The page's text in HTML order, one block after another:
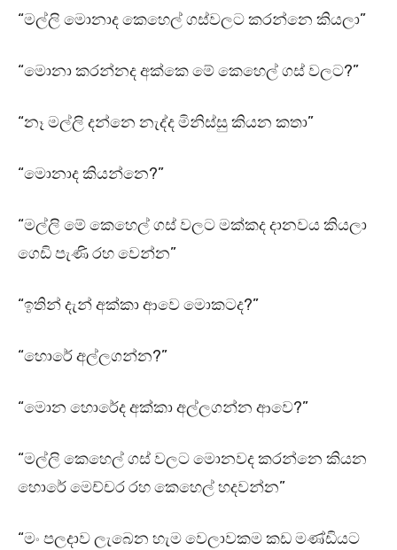
“මල්ලි මොනාද කෙහෙල් ගස්වලට කරන්නෙ කියලා”
“මොනා කරන්නද අක්කෙ මේ කෙහෙල් ගස් වලට?”
“නෑ මල්ලි දන්නෙ නැද්ද මිනිස්සු කියන කතා”
“මොනාද කියන්නෙ?”
“මල්ලි මේ කෙහෙල් ගස් වලට මක්කද දානවය කියලා
ගෙඩි පැණි රහ වෙන්න”
“ඉතින් දැන් අක්කා ආවෙ මොකටද?”
“හොරේ අල්ලගන්න?”
“මොන හොරේද අක්කා අල්ලගන්න ආවෙ?”
“මල්ලි කෙහෙල් ගස් වලට මොනවද කරන්නෙ කියන
හොරේ මෙච්චර රහ කෙහෙල් හදවන්න”
“මං පලදාව ලැබෙන හැම වෙලාවකම කඩ මණ්ඩියට